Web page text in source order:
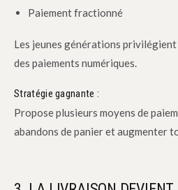
Paiement fractionné
Les jeunes générations
des paiements numériques.
Stratégie gagnante :
Propose plusieurs moyens de
abandons de panier et augmenter